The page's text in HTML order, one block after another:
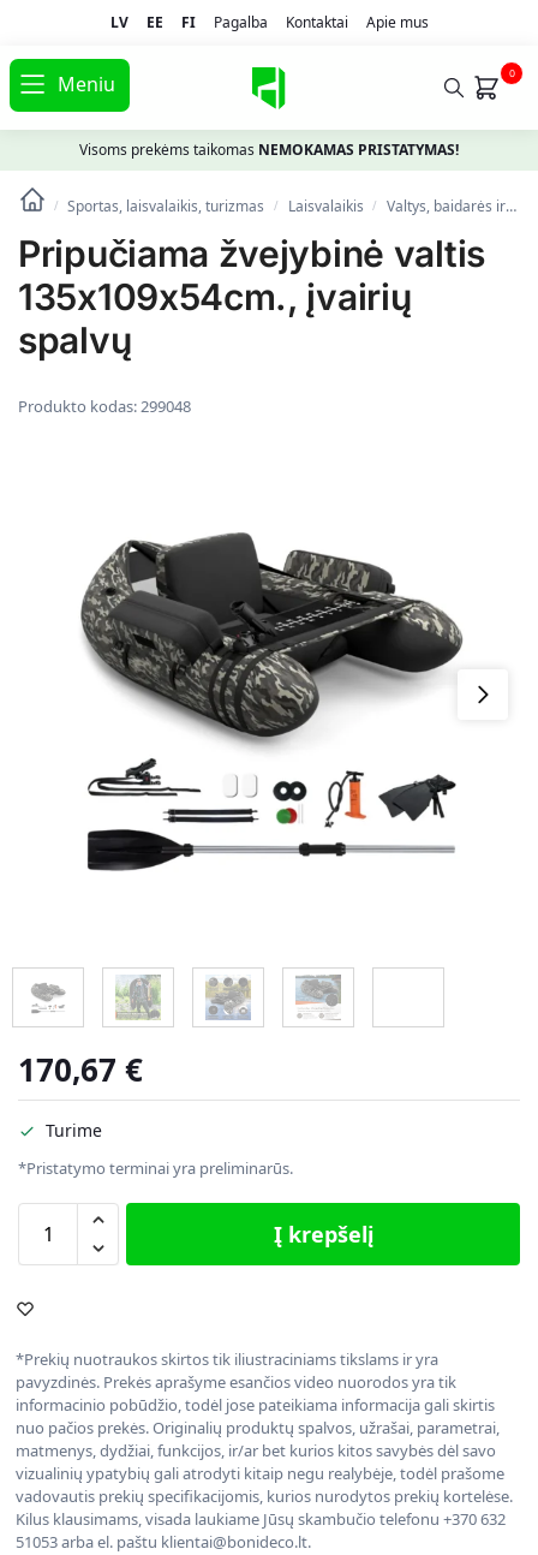
LV EE FI Pagalba Kontaktai Apie mus
Meniu 0
Visoms prekėms taikomas NEMOKAMAS PRISTATYMAS!
/ Sportas, laisvalaikis, turizmas / Laisvalaikis / Valtys, baidarės ir jų priedai
Pripučiama žvejybinė valtis
135x109x54cm., įvairių
spalvų
Produkto kodas:299048
170,67 €
Turime
*Pristatymo terminai yra preliminarūs.
Į krepšelį
*Prekių nuotraukos skirtos tik iliustraciniams tikslams ir yra
pavyzdinės. Prekės aprašyme esančios video nuorodos yra tik
informacinio pobūdžio, todėl jose pateikiama informacija gali skirtis
nuo pačios prekės. Originalių produktų spalvos, užrašai, parametrai,
matmenys, dydžiai, funkcijos, ir/ar bet kurios kitos savybės dėl savo
vizualinių ypatybių gali atrodyti kitaip negu realybėje, todėl prašome
vadovautis prekių specifikacijomis, kurios nurodytos prekių kortelėse.
Kilus klausimams, visada laukiame Jūsų skambučio telefonu +370 632
51053 arba el. paštu klientai@bonideco.lt.